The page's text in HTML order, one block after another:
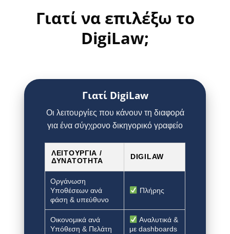
Γιατί να επιλέξω το
DigiLaw;
Γιατί DigiLaw
Οι λειτουργίες που κάνουν τη διαφορά
για ένα σύγχρονο δικηγορικό γραφείο
ΛΕΙΤΟΥΡΓΊΑ /
ΔΥΝΑΤΌΤΗΤΑ
DIGILAW
Οργάνωση
Υποθέσεων ανά
φάση & υπεύθυνο
Πλήρης
Οικονομικά ανά
Υπόθεση & Πελάτη
Αναλυτικά &
με dashboards